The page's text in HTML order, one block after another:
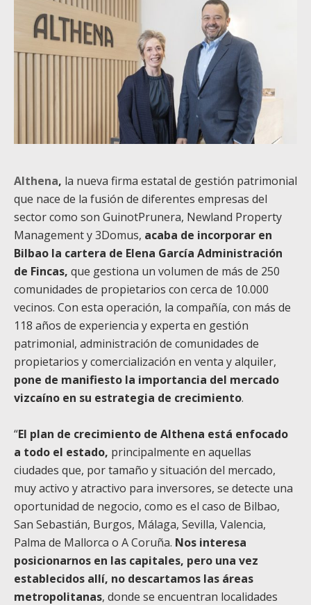
Althena, la nueva firma estatal de gestión patrimonial
que nace de la fusión de diferentes empresas del
sector como son GuinotPrunera, Newland Property
Management y 3Domus, acaba de incorporar en
Bilbao la cartera de Elena García Administración
de Fincas, que gestiona un volumen de más de 250
comunidades de propietarios con cerca de 10.000
vecinos. Con esta operación, la compañía, con más de
118 años de experiencia y experta en gestión
patrimonial, administración de comunidades de
propietarios y comercialización en venta y alquiler,
pone de manifiesto la importancia del mercado
vizcaíno en su estrategia de crecimiento.
“El plan de crecimiento de Althena está enfocado
a todo el estado, principalmente en aquellas
ciudades que, por tamaño y situación del mercado,
muy activo y atractivo para inversores, se detecte una
oportunidad de negocio, como es el caso de Bilbao,
San Sebastián, Burgos, Málaga, Sevilla, Valencia,
Palma de Mallorca o A Coruña. Nos interesa
posicionarnos en las capitales, pero una vez
establecidos allí, no descartamos las áreas
metropolitanas, donde se encuentran localidades